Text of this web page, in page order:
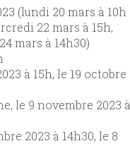
(lundi 20 mars à 10h
22 mars à 15h,
mars à 14h30)
à 15h, le 19 octobre
le 9 novembre 2023 à
2023 à 14h30, le 8